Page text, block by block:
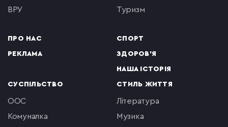
ВРУ
ПРО НАС
РЕКЛАМА
туризм
СПОРТ
ЗДОРОВ'Я
НАША ІСТОРІЯ
СУСПІЛЬСТВО
ООС
комуналка
СТИЛЬ ЖИТТЯ
література
музика